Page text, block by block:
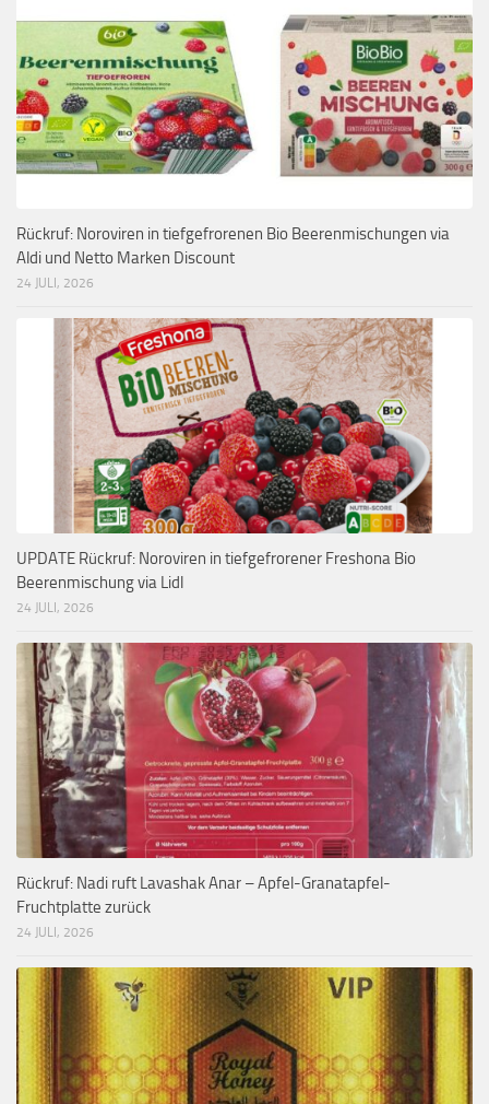
Rückruf: Noroviren in tiefgefrorenen Bio Beerenmischungen via
Aldi und Netto Marken Discount
24 JULI, 2026
UPDATE Rückruf: Noroviren in tiefgefrorener Freshona Bio
Beerenmischung via Lidl
24 JULI, 2026
Rückruf: Nadi ruft Lavashak Anar – Apfel-Granatapfel-
Fruchtplatte zurück
24 JULI, 2026